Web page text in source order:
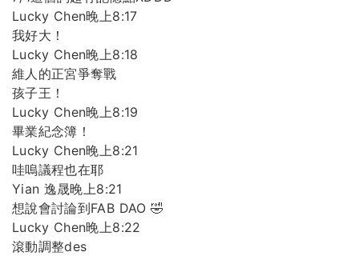
Lucky Chen晚上8:17
我好大！
Lucky Chen晚上8:18
維人的正宮爭奪戰
孩子王！
Lucky Chen晚上8:19
畢業紀念簿！
Lucky Chen晚上8:21
哇嗚議程也在耶
Yian 逸晟晚上8:21
想說會討論到FAB DAO 🤣
Lucky Chen晚上8:22
滾動調整des